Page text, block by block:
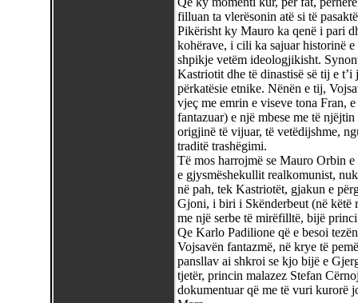
filluan ta vlerësonin atë si të
Pikërisht ky Mauro ka qenë i pari
kohërave, i cili ka sajuar historinë
shpikje vetëm ideologjikisht.
Kastriotit dhe të dinastisë së tij e t’i
përkatësie etnike. Nënën e tij,
vjeç me emrin e viseve tona Fran,
fantazuar) e një mbese me të
origjinë të vijuar, të vetëdijshme,
traditë trashëgimi.
Të mos harrojmë se Mauro Orbin
e gjysmëshekullit realkomunist,
në pah, tek Kastriotët, gjakun e
Gjoni, i biri i Skënderbeut (në këtë
me një serbe të mirëfilltë, bijë
Qe Karlo Padilione që e besoi
Vojsavën fantazmë, në krye të
pansllav ai shkroi se kjo bijë e
tjetër, princin malazez Stefan
dokumentuar që me të vuri kurorë